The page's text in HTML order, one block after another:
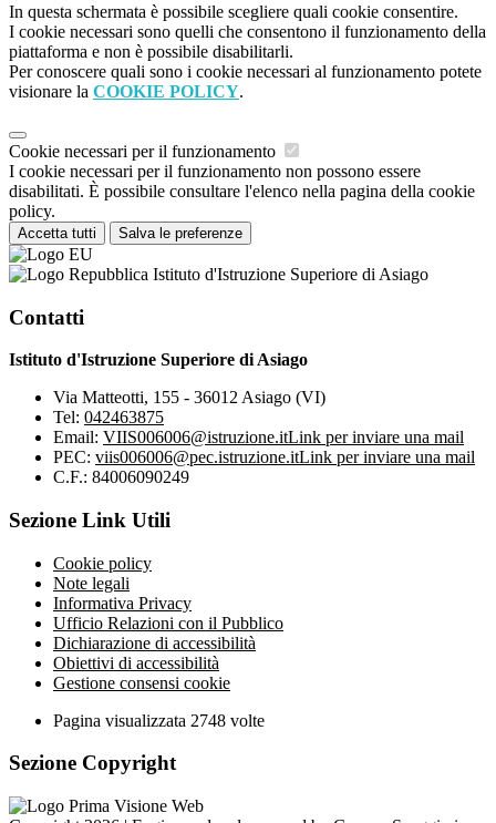
In questa schermata è possibile scegliere quali cookie consentire.
I cookie necessari sono quelli che consentono il funzionamento della
piattaforma e non è possibile disabilitarli.
Per conoscere quali sono i cookie necessari al funzionamento potete
visionare la COOKIE POLICY.
Cookie necessari per il funzionamento
I cookie necessari per il funzionamento non possono essere
disabilitati. È possibile consultare l'elenco nella pagina della cookie
policy.
Accetta tutti Salva le preferenze
Istituto d'Istruzione Superiore di Asiago
Contatti
Istituto d'Istruzione Superiore di Asiago
Via Matteotti, 155 - 36012 Asiago (VI)
Tel: 042463875
Email: VIIS006006@istruzione.itLink per inviare una mail
PEC: viis006006@pec.istruzione.itLink per inviare una mail
C.F.: 84006090249
Sezione Link Utili
Cookie policy
Note legali
Informativa Privacy
Ufficio Relazioni con il Pubblico
Dichiarazione di accessibilità
Obiettivi di accessibilità
Gestione consensi cookie
Pagina visualizzata 2748 volte
Sezione Copyright